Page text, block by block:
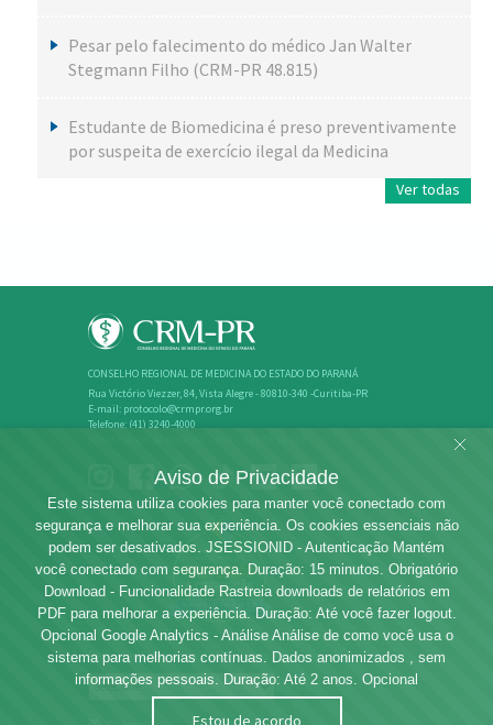
Pesar pelo falecimento do médico Jan Walter
Stegmann Filho (CRM-PR 48.815)
Estudante de Biomedicina é preso preventivamente
por suspeita de exercício ilegal da Medicina
Ver todas
CONSELHO REGIONAL DE MEDICINA DO ESTADO DO PARANÁ
Rua Victório Viezzer, 84, Vista Alegre - 80810-340 -Curitiba-PR
E-mail: protocolo@crmpr.org.br
Telefone: (41) 3240-4000
Rede dos Conselhos de Medicina
Aviso de Privacidade
Este sistema utiliza cookies para manter você conectado com
segurança e melhorar sua experiência. Os cookies essenciais não
podem ser desativados. JSESSIONID - Autenticação Mantém
você conectado com segurança. Duração: 15 minutos. Obrigatório
Download - Funcionalidade Rastreia downloads de relatórios em
PDF para melhorar a experiência. Duração: Até você fazer logout.
Opcional Google Analytics - Análise Análise de como você usa o
sistema para melhorias contínuas. Dados anonimizados , sem
informações pessoais. Duração: Até 2 anos. Opcional
Estou de acordo